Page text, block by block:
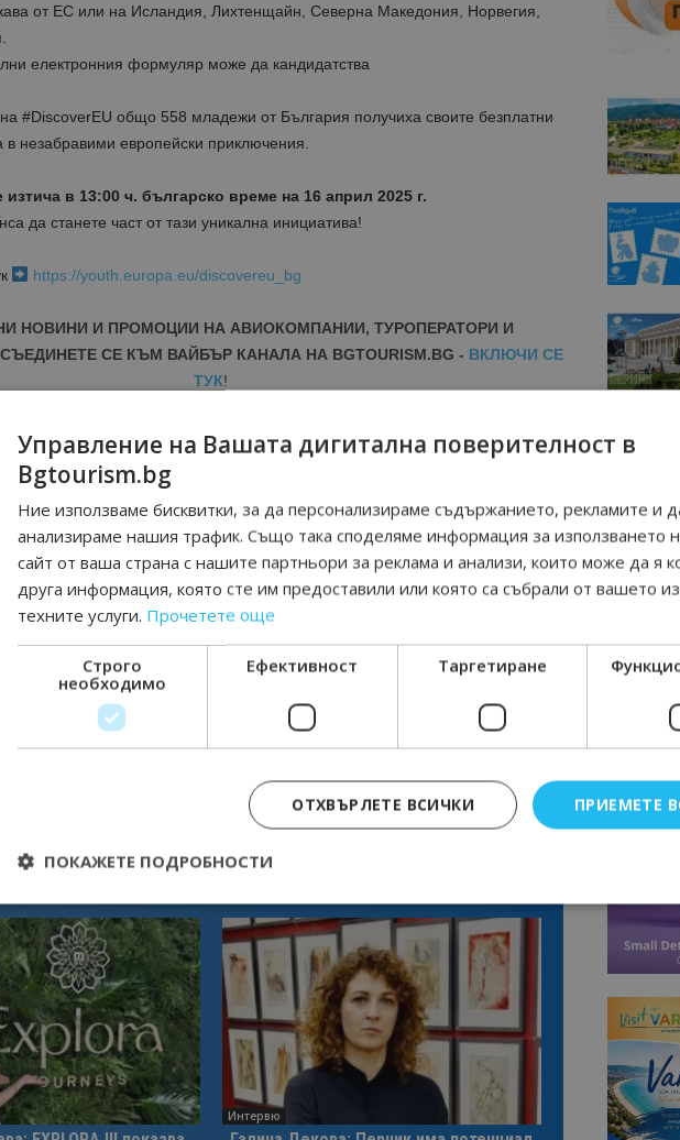
от ЕС или на Исландия, Лихтенщайн, Северна Македония, Норвегия,
електронния формуляр може да кандидатства
#DiscoverEU общо 558 младежи от България получиха своите безплатни
в незабравими европейски приключения.
изтича в 13:00 ч. българско време на 16 април 2025 г.
да станете част от тази уникална инициатива!
https://youth.europa.eu/discovereu_bg
НОВИНИ И ПРОМОЦИИ НА АВИОКОМПАНИИ, ТУРОПЕРАТОРИ И
СЕ КЪМ ВАЙБЪР КАНАЛА НА BGTOURISM.BG - ВКЛЮЧИ СЕ
ТУК!
още актуални новини
Google News Showcase
във
в INSTAGRAM
въвFACEBOOK
в YOUTUBE
Интервю
Управление на Вашата дигитална поверителност в
Bgtourism.bg
Ние използваме бисквитки, за да персонализираме съдържанието, рекламите и
анализираме нашия трафик. Също така споделяме информация за използването
сайт от ваша страна с нашите партньори за реклама и анализи, които може да я
друга информация, която сте им предоставили или която са събрали от вашето
техните услуги. Прочетете още
Строго
необходимо
Ефективност Таргетиране
ПРИЕМЕТЕ
ОТХВЪРЛЕТЕ ВСИЧКИ
ПОКАЖЕТЕ ПОДРОБНОСТИ
Строго необходимо Ефективност Таргетиране Функционалност
Строго необходимите бисквитки позволяват основната функционалност на уебсайта, като потребителско
управление на акаунта. Уебсайтът не може да се използва правилно без строго необходими бисквитки.
Име
Доставчик
Домейн
Валиден
до
Описание
cookie_notice_accepted
lisandraramos.com
bgtourism.bg
Тази бисквитка се използва, за да
на потребителя за използването на